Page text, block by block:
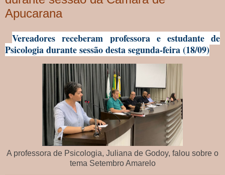
Apucarana
Vereadores receberam professora e estudante de
Psicologia durante sessão desta segunda-feira (18/09)
A professora de Psicologia, Juliana de Godoy, falou sobre o
tema Setembro Amarelo